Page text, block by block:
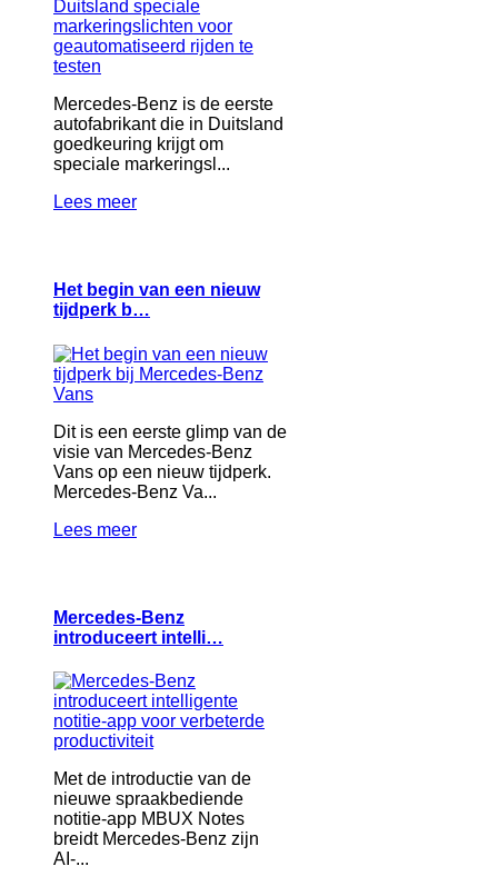
Mercedes-Benz is de eerste
autofabrikant die in Duitsland
goedkeuring krijgt om
speciale markeringsl...
Lees meer
Het begin van een nieuw
tijdperk b…
Dit is een eerste glimp van de
visie van Mercedes-Benz
Vans op een nieuw tijdperk.
Mercedes-Benz Va...
Lees meer
Mercedes-Benz
introduceert intelli…
Met de introductie van de
nieuwe spraakbediende
notitie-app MBUX Notes
breidt Mercedes-Benz zijn
AI-...